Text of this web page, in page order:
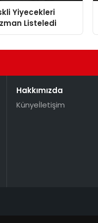
Yiyecekleri
Listeledi
Hakkımızda
Künyeİletişim